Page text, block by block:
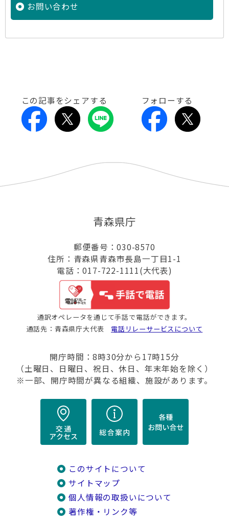
お問い合わせ
この記事をシェアする フォローする
青森県庁
郵便番号：030-8570
住所：青森県青森市長島一丁目1-1
電話：017-722-1111(大代表)
通訳オペレータを通じて手話で電話ができます。
通話先：青森県庁大代表 電話リレーサービスについて
開庁時間：8時30分から17時15分
（土曜日、日曜日、祝日、休日、年末年始を除く）
※一部、開庁時間が異なる組織、施設があります。
このサイトについて
サイトマップ
個人情報の取扱いについて
著作権・リンク等